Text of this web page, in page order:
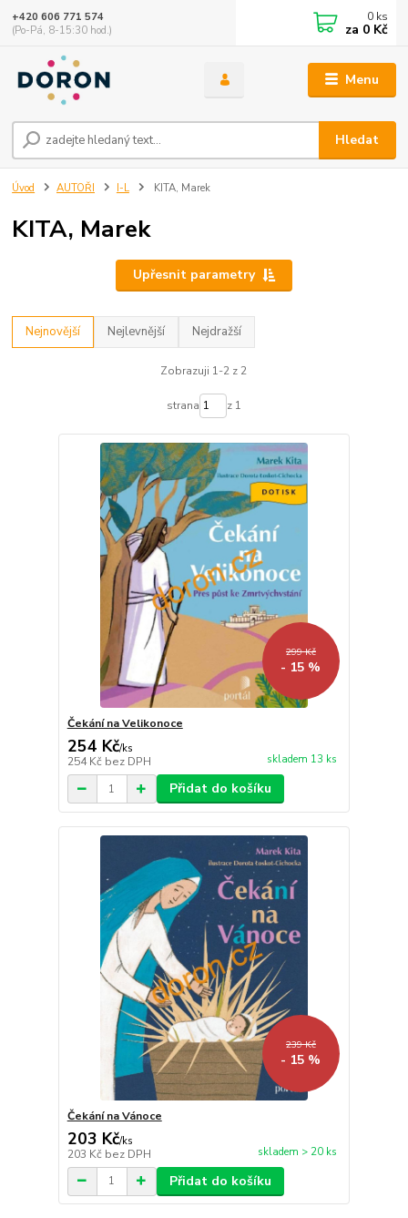
Menu
Hledat
+420 606 771 574
(Po-Pá, 8-15:30 hod.)
0 ks
za 0 Kč
Úvod AUTOŘI I-L KITA, Marek
KITA, Marek
Upřesnit parametry
Nejnovější Nejlevnější Nejdražší
Zobrazuji 1-2 z 2
strana z 1
299 Kč
- 15 %
Čekání na Velikonoce
254 Kč/ks
254 Kč bez DPH skladem 13 ks
Přidat do košíku
239 Kč
- 15 %
Čekání na Vánoce
203 Kč/ks
203 Kč bez DPH skladem > 20 ks
Přidat do košíku